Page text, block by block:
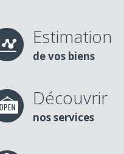
Estimation
de vos biens
Découvrir
nos services